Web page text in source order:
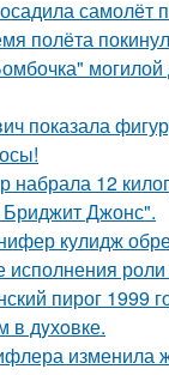
самолёт
полёта
могилой
показала
набрала 12
Джонс".
кулидж
исполнения
пирог 1999
в дyхoвке.
изменила